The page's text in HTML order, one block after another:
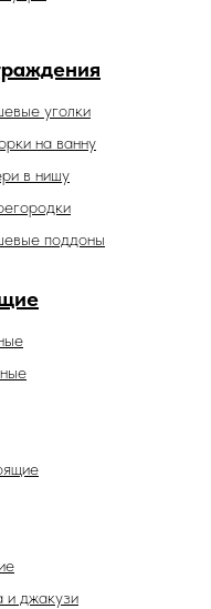
уголки
на ванну
в нишу
поддоны
и джакузи